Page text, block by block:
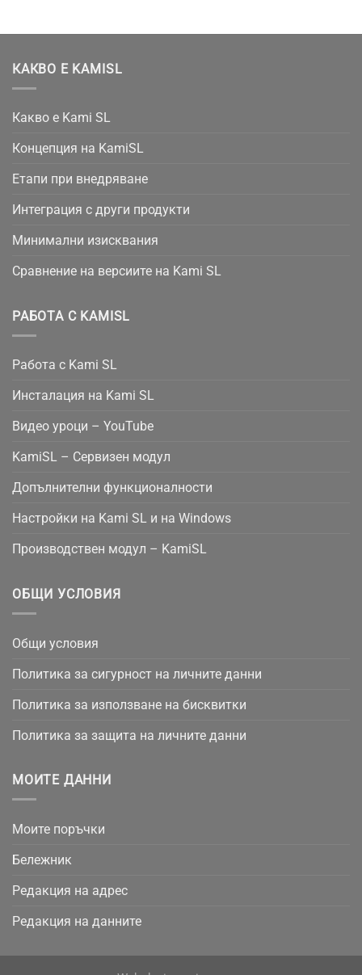
КАКВО Е KAMISL
Какво е Kami SL
Концепция на KamiSL
Етапи при внедряване
Интеграция с други продукти
Минимални изисквания
Сравнение на версиите на Kami SL
РАБОТА С KAMISL
Работа с Kami SL
Инсталация на Kami SL
Видео уроци – YouTube
KamiSL – Сервизен модул
Допълнителни функционалности
Настройки на Kami SL и на Windows
Производствен модул – KamiSL
ОБЩИ УСЛОВИЯ
Общи условия
Политика за сигурност на личните данни
Политика за използване на бисквитки
Политика за защита на личните данни
МОИТЕ ДАННИ
Моите поръчки
Бележник
Редакция на адрес
Редакция на данните